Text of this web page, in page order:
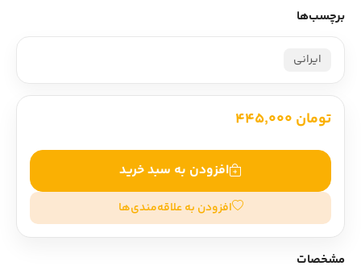
برچسب‌ها
ایرانی
تومان 445,000
افزودن به سبد خرید
افزودن به علاقه‌مندی‌ها
مشخصات